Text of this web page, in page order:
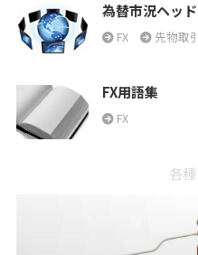
為替市況ヘッ
FX 先物取引
FX用語集
FX
各